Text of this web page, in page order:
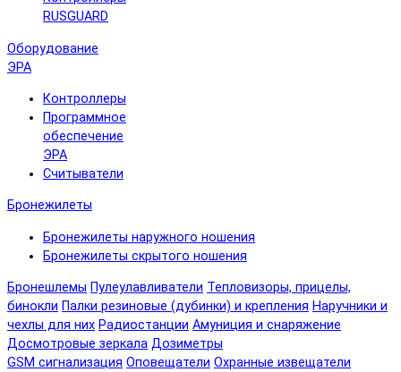
RUSGUARD
Оборудование
ЭРА
Контроллеры
Программное
обеспечение
ЭРА
Считыватели
Бронежилеты
Бронежилеты наружного ношения
Бронежилеты скрытого ношения
Бронешлемы Пулеулавливатели Тепловизоры, прицелы,
бинокли Палки резиновые (дубинки) и крепления Наручники и
чехлы для них Радиостанции Амуниция и снаряжение
Досмотровые зеркала Дозиметры
GSM сигнализация Оповещатели Охранные извещатели